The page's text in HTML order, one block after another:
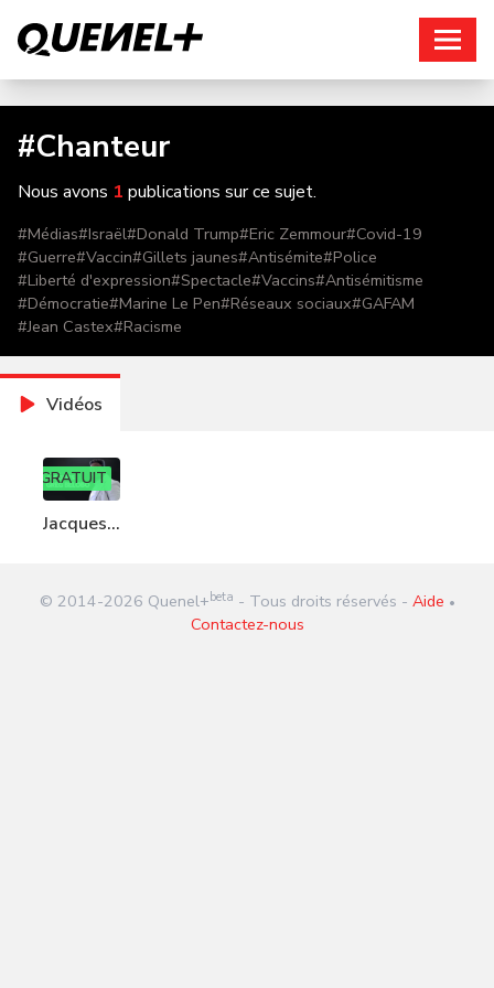
#Chanteur
Nous avons 1 publications sur ce sujet.
#Médias#Israël#Donald Trump#Eric Zemmour#Covid-19
#Guerre#Vaccin#Gillets jaunes#Antisémite#Police
#Liberté d'expression#Spectacle#Vaccins#Antisémitisme
#Démocratie#Marine Le Pen#Réseaux sociaux#GAFAM
#Jean Castex#Racisme
Vidéos
GRATUIT
Jacques
© 2014-2026 Quenel+ beta - Tous droits réservés - Aide •
Contactez-nous